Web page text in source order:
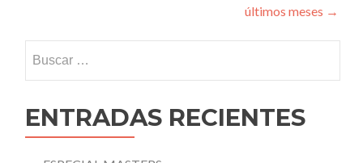
entradas
últimos meses →
ENTRADAS RECIENTES